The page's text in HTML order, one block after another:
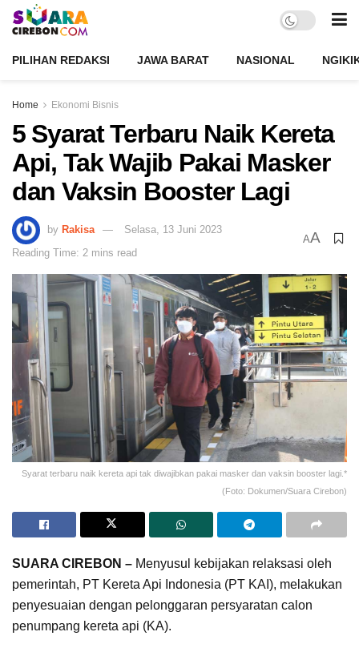
PILIHAN REDAKSI JAWA BARAT NASIONAL
Home Ekonomi Bisnis
5 Syarat Terbaru Naik Kereta
Api, Tak Wajib Pakai Masker
dan Vaksin Booster Lagi
by Rakisa
Selasa, 13 Juni 2023
Reading Time: 2 mins read
AA
Syarat terbaru naik kereta api tak diwajibkan pakai masker dan vaksin booster lagi.*
(Foto: Dokumen/Suara Cirebon)
SUARA CIREBON – Menyusul kebijakan relaksasi oleh
pemerintah, PT Kereta Api Indonesia (PT KAI), melakukan
penyesuaian dengan pelonggaran persyaratan calon
penumpang kereta api (KA).